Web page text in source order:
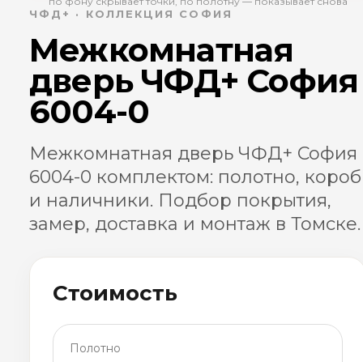
ЧФД+ · КОЛЛЕКЦИЯ СОФИЯ
Межкомнатная
дверь ЧФД+ София
6004-0
Межкомнатная дверь ЧФД+ София
6004-0 комплектом: полотно, короб
и наличники. Подбор покрытия,
замер, доставка и монтаж в Томске.
Стоимость
Полотно